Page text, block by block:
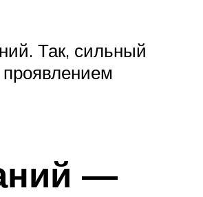
Так, сильный
—